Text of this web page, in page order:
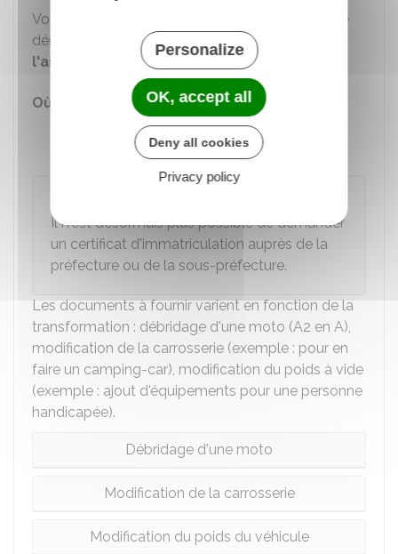
Vous pouvez aussi être accompagné dans votre
démarche par unprofessionnel de
l'automobile habilité
Où s'adresser ?
Professionnel habilité pour
l'immatriculation des véhicules
Il n'est désormais plus possible de demander
un certificat d'immatriculation auprès de la
préfecture ou de la sous-préfecture.
Les documents à fournir varient en fonction de la
transformation : débridage d'une moto (A2 en A),
modification de la carrosserie (exemple : pour en
faire un camping-car), modification du poids à vide
(exemple : ajout d'équipements pour une personne
handicapée).
Débridage d'une moto
Modification de la carrosserie
Modification du poids du véhicule
Personalize
OK, accept all
Deny all cookies
Privacy policy